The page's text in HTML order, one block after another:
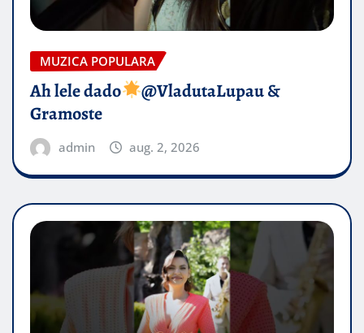
MUZICA POPULARA
Ah lele dado​
@VladutaLupau &
Gramoste
admin aug. 2, 2026